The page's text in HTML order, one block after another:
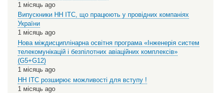
1 місяць ago
Випускники НН ІТС, що працюють у провідних компаніях
України
1 місяць ago
Нова міждисциплінарна освітня програма «Інженерія систем
телекомунікацій і безпілотних авіаційних комплексів»
(G5+G12)
1 місяць ago
НН ІТС розширює можливості для вступу !
1 місяць ago